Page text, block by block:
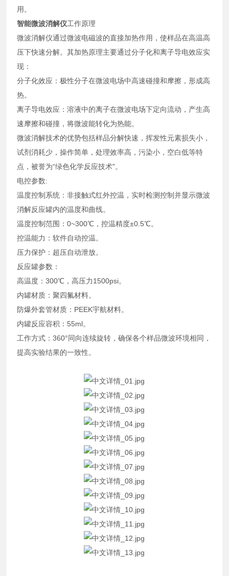
用。
智能微波消解仪工作原理
微波消解仪通过微波电磁波的直接加热作用，使样品在高温高
压下快速分解。其加热原理主要通过分子化和离子导电效应实
现：
分子化效应：极性分子在微波电场中高速碰撞和摩擦，形成高
热。
离子导电效应：溶液中的离子在微波电场下定向流动，产生高
速摩擦和碰撞，将微波能转化为热能。
微波消解技术的优势包括样品分解快速，挥发性元素损失小，
试剂消耗少，操作简单，处理效率高，污染小，空白低等特
点，被誉为“绿色化学反应技术"。
电控参数:
温度控制系统：非接触式红外控温，实时检测控制并显示微波
消解反应罐内的温度和曲线。
温度控制范围：0~300℃，控温精度±0.5℃。
控温能力：软件自动控温。
压力保护：超压自动泄放。
反应罐参数：
高温度：300℃，高压力1500psi。
内罐材质：聚四氟材料。
防爆外套管材质：PEEK宇航材料。
内罐反应容积：55ml。
工作方式：360°同向连续旋转，确保各个样品微波环境相同，
提高实验结果的一致性。